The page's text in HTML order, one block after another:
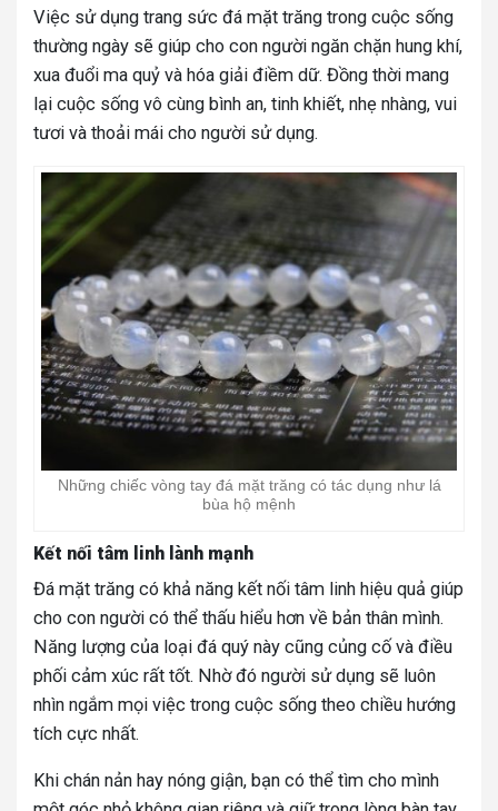
Việc sử dụng trang sức đá mặt trăng trong cuộc sống
thường ngày sẽ giúp cho con người ngăn chặn hung khí,
xua đuổi ma quỷ và hóa giải điềm dữ. Đồng thời mang
lại cuộc sống vô cùng bình an, tinh khiết, nhẹ nhàng, vui
tươi và thoải mái cho người sử dụng.
Những chiếc vòng tay đá mặt trăng có tác dụng như lá
bùa hộ mệnh
Kết nối tâm linh lành mạnh
Đá mặt trăng có khả năng kết nối tâm linh hiệu quả giúp
cho con người có thể thấu hiểu hơn về bản thân mình.
Năng lượng của loại đá quý này cũng củng cố và điều
phối cảm xúc rất tốt. Nhờ đó người sử dụng sẽ luôn
nhìn ngắm mọi việc trong cuộc sống theo chiều hướng
tích cực nhất.
Khi chán nản hay nóng giận, bạn có thể tìm cho mình